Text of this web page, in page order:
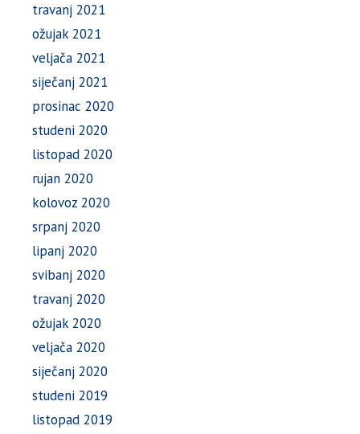
travanj 2021
ožujak 2021
veljača 2021
siječanj 2021
prosinac 2020
studeni 2020
listopad 2020
rujan 2020
kolovoz 2020
srpanj 2020
lipanj 2020
svibanj 2020
travanj 2020
ožujak 2020
veljača 2020
siječanj 2020
studeni 2019
listopad 2019